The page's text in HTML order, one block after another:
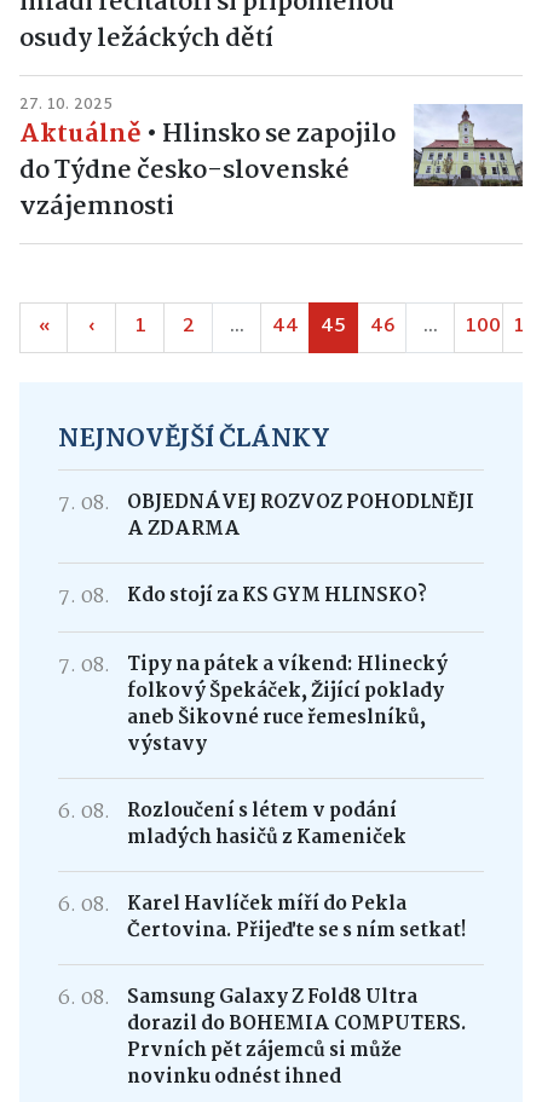
osudy ležáckých dětí
27. 10. 2025
Aktuálně • Hlinsko se zapojilo
do Týdne česko-slovenské
vzájemnosti
« ‹ 1 2 ... 44 45 46 ... 100
NEJNOVĚJŠÍ ČLÁNKY
7. 08.
OBJEDNÁVEJ ROZVOZ POHODLNĚJI
A ZDARMA
7. 08. Kdo stojí za KS GYM HLINSKO?
7. 08.
Tipy na pátek a víkend: Hlinecký
folkový Špekáček, Žijící poklady
aneb Šikovné ruce řemeslníků,
výstavy
6. 08.
Rozloučení s létem v podání
mladých hasičů z Kameniček
6. 08.
Karel Havlíček míří do Pekla
Čertovina. Přijeďte se s ním setkat!
6. 08.
Samsung Galaxy Z Fold8 Ultra
dorazil do BOHEMIA COMPUTERS.
Prvních pět zájemců si může
novinku odnést ihned